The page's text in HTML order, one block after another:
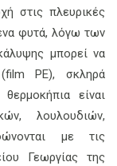
στις πλευρικές
φυτά, λόγω των
μπορεί να
(film PE), σκληρά
είναι
λουλουδιών,
με τις
Γεωργίας της